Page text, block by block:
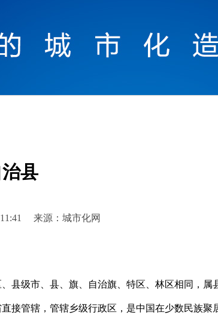
治县
来源：城市化网
级市、县、旗、自治旗、特区、林区相同，属
接管辖，管辖乡级行政区，是中国在少数民族聚